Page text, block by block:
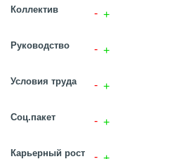
Коллектив
Руководство
Условия труда
Соц.пакет
Карьерный рост